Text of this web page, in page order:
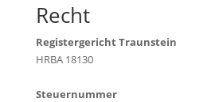
Recht
Registergericht Traunstein
HRBA 18130
Steuernummer